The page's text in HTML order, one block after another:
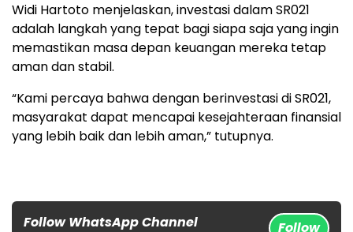
Widi Hartoto menjelaskan, investasi dalam SR021
adalah langkah yang tepat bagi siapa saja yang ingin
memastikan masa depan keuangan mereka tetap
aman dan stabil.
“Kami percaya bahwa dengan berinvestasi di SR021,
masyarakat dapat mencapai kesejahteraan finansial
yang lebih baik dan lebih aman,” tutupnya.
Follow WhatsApp Channel Follow